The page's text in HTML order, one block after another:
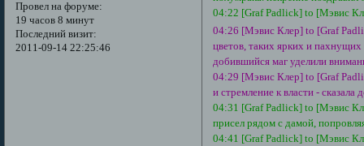
Провел на форуме:
19 часов 8 минут
Последний визит:
2011-09-14 22:25:46
04:22 [Graf Padlick] to [Мэвис
04:26 [Мэвис Клер] to [Graf
цветов, таких ярких и
добившийся маг уделили
04:29 [Мэвис Клер] to [Graf
и стремление к власти -
04:31 [Graf Padlick] to [Мэвис
присел рядом с дамой,
04:41 [Graf Padlick] to [Мэвис